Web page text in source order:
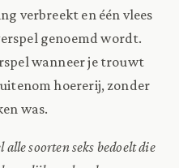
verbreekt en één vlees
genoemd wordt.
wanneer je trouwt
hoererij, zonder
was.
soorten seks bedoelt die